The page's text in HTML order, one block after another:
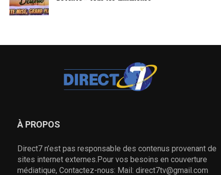
À PROPOS
Direct7 n’est pas responsable des contenus provenant de
sites internet externes.Pour vos besoins en couverture
médiatique, Contactez-nous: Mail: direct7tv@gmail.com